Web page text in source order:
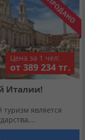
Цена за 1 чел:
от 389 234 тг.
Италии!
туризм является